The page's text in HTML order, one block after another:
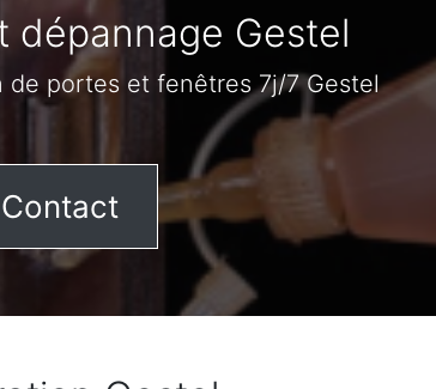
dépannage Gestel
de portes et fenêtres 7j/7 Gestel
Contact